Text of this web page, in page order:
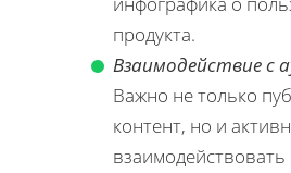
продукта.
Взаимодействие с
Важно не только
контент, но и